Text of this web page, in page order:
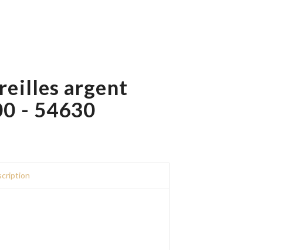
argent
- 54630